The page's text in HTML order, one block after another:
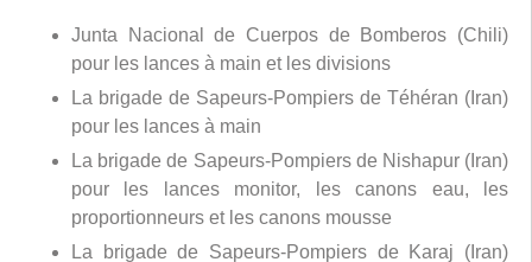
Junta Nacional de Cuerpos de Bomberos (Chili)
pour les lances à main et les divisions
La brigade de Sapeurs-Pompiers de Téhéran (Iran)
pour les lances à main
La brigade de Sapeurs-Pompiers de Nishapur (Iran)
pour les lances monitor, les canons eau, les
proportionneurs et les canons mousse
La brigade de Sapeurs-Pompiers de Karaj (Iran)